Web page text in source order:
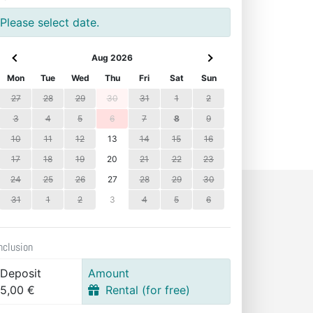
Please select date.
Aug 2026
Mon
Tue Wed Thu Fri Sat
Sun
27
28 29 30 31 1
2
3
4 5 6 7 8
9
10
11 12 13 14 15
16
17
18 19 20 21 22
23
24
25 26 27 28 29
30
31
1 2 3 4 5 6
Deposit
5,00 €
Amount
Rental (for free)